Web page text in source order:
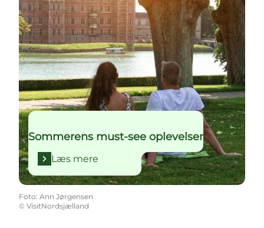
Sommerens must-see oplevelser
Læs mere
Foto: Ann Jørgensen
© VisitNordsjælland